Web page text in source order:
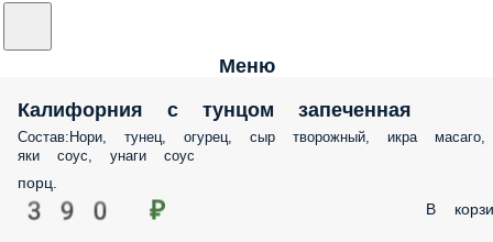
Меню
Калифорния с тунцом запеченная
Состав:Нори, тунец, огурец, сыр творожный, икра масаго,
яки соус, унаги соус
порц.
390 ₽ В